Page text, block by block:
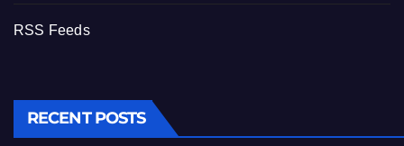
RSS Feeds
RECENT POSTS